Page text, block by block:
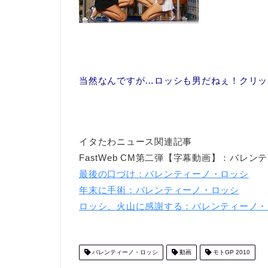
当然なんですが…ロッシも男だねぇ！クリ
イタたわニュース関連記事
FastWeb CM第二弾【字幕動画】：バレン
最後の口づけ：バレンティーノ・ロッシ
年末に手術：バレンティーノ・ロッシ
ロッシ、火山に感謝する：バレンティーノ
バレンティーノ・ロッシ 動画 モトGP 2010